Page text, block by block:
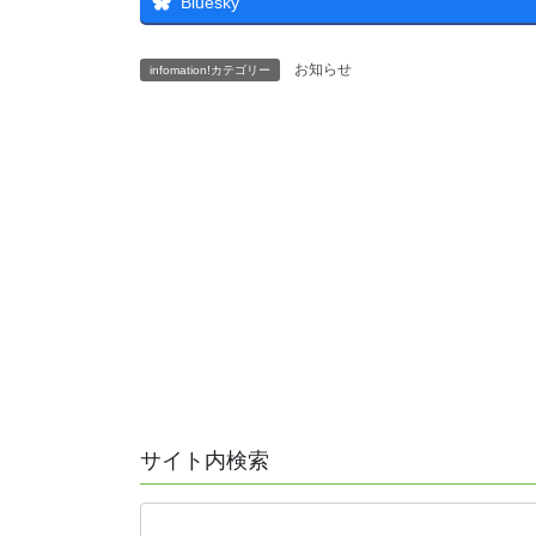
infomation!カテゴリー お知らせ
サイト内検索